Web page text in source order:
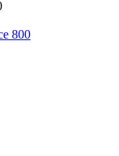
800